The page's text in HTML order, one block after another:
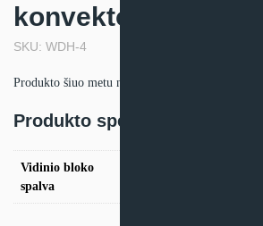
konvektorius WDH-4
SKU: WDH-4
Produkto šiuo metu neturime.
Produkto specifikacija:
Vidinio bloko
spalva